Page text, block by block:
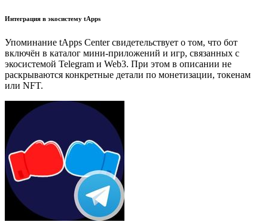
Интеграция в экосистему tApps
Упоминание tApps Center свидетельствует о том, что бот
включён в каталог мини-приложений и игр, связанных с
экосистемой Telegram и Web3. При этом в описании не
раскрываются конкретные детали по монетизации, токенам
или NFT.